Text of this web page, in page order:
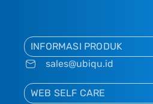
INFORMASI PRODUK
sales@ubiqu.id
WEB SELF CARE